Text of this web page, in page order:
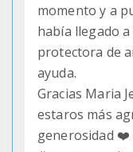
momento y a
había llegado
protectora de
ayuda.
Gracias Maria
estaros más
generosidad ❤️